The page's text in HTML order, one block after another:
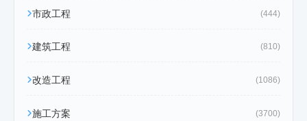
市政工程 (444)
建筑工程 (810)
改造工程 (1086)
施工方案 (3700)